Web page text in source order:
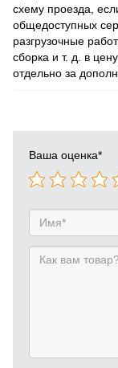
схему проезда,
общедоступных
разгрузочные
сборка и т. д. в
отдельно за
Ваша оценка*